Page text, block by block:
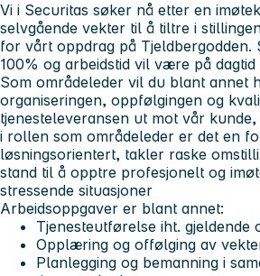
Vi i Securitas søker nå etter en
selvgående vekter til å tiltre i
for vårt oppdrag på Tjeldbergodden.
100% og arbeidstid vil være på dagtid
Som områdeleder vil du blant annet
organiseringen, oppfølgingen og
tjenesteleveransen ut mot vår
i rollen som områdeleder er det en
løsningsorientert, takler raske
stand til å opptre profesjonelt og
stressende situasjoner
Arbeidsoppgaver er blant annet:
Tjenesteutførelse iht. gjeldende
Opplæring og offølging av
Planlegging og bemanning i